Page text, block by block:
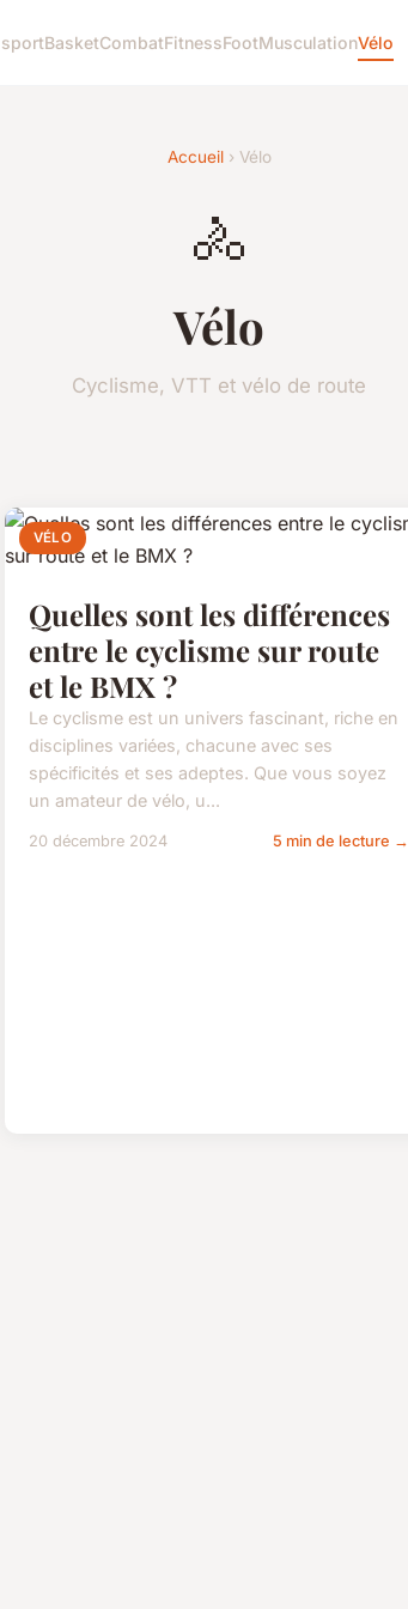
BasketCombatFitnessFootMusculationVélo
Accueil› Vélo
🚴
Vélo
Cyclisme, VTT et vélo de route
VÉLO
Quelles sont les différences
entre le cyclisme sur route
et le BMX ?
Le cyclisme est un univers fascinant, riche en
disciplines variées, chacune avec ses
spécificités et ses adeptes. Que vous soyez
un amateur de vélo, u...
20 décembre 2024 5 min de lecture →